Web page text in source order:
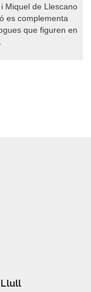
Miquel de Llescano
es complementa
que figuren en